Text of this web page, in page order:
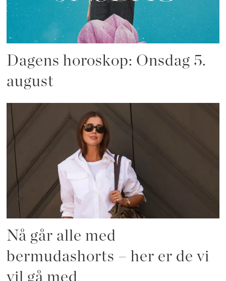
Dagens horoskop: Onsdag 5.
august
Nå går alle med
bermudashorts – her er de vi
vil gå med